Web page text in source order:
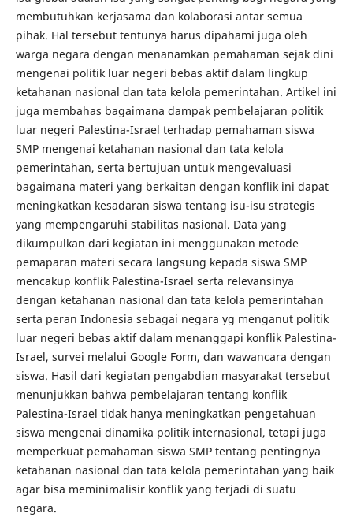
membutuhkan kerjasama dan kolaborasi antar semua
pihak. Hal tersebut tentunya harus dipahami juga oleh
warga negara dengan menanamkan pemahaman sejak dini
mengenai politik luar negeri bebas aktif dalam lingkup
ketahanan nasional dan tata kelola pemerintahan. Artikel ini
juga membahas bagaimana dampak pembelajaran politik
luar negeri Palestina-Israel terhadap pemahaman siswa
SMP mengenai ketahanan nasional dan tata kelola
pemerintahan, serta bertujuan untuk mengevaluasi
bagaimana materi yang berkaitan dengan konflik ini dapat
meningkatkan kesadaran siswa tentang isu-isu strategis
yang mempengaruhi stabilitas nasional. Data yang
dikumpulkan dari kegiatan ini menggunakan metode
pemaparan materi secara langsung kepada siswa SMP
mencakup konflik Palestina-Israel serta relevansinya
dengan ketahanan nasional dan tata kelola pemerintahan
serta peran Indonesia sebagai negara yg menganut politik
luar negeri bebas aktif dalam menanggapi konflik Palestina-
Israel, survei melalui Google Form, dan wawancara dengan
siswa. Hasil dari kegiatan pengabdian masyarakat tersebut
menunjukkan bahwa pembelajaran tentang konflik
Palestina-Israel tidak hanya meningkatkan pengetahuan
siswa mengenai dinamika politik internasional, tetapi juga
memperkuat pemahaman siswa SMP tentang pentingnya
ketahanan nasional dan tata kelola pemerintahan yang baik
agar bisa meminimalisir konflik yang terjadi di suatu
negara.